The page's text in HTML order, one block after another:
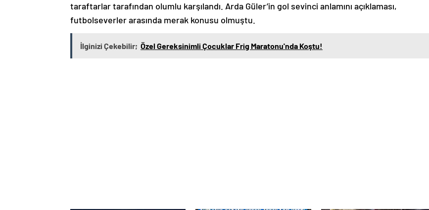
taraftarlar tarafından olumlu karşılandı. Arda Güler’in gol sevinci anlamını açıklaması,
futbolseverler arasında merak konusu olmuştu.
İlginizi Çekebilir; Özel Gereksinimli Çocuklar Frig Maratonu'nda Koştu!